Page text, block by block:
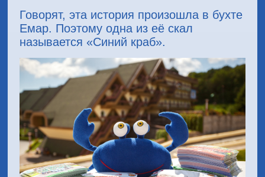
Говорят, эта история произошла в бухте
Емар. Поэтому одна из её скал
называется «Синий краб».